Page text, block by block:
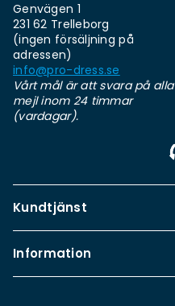
Genvägen 1
231 62 Trelleborg
(ingen försäljning på
adressen)
info@pro-dress.se
Vårt mål är att svara på alla
mejl inom 24 timmar
(vardagar).
Kundtjänst
Information